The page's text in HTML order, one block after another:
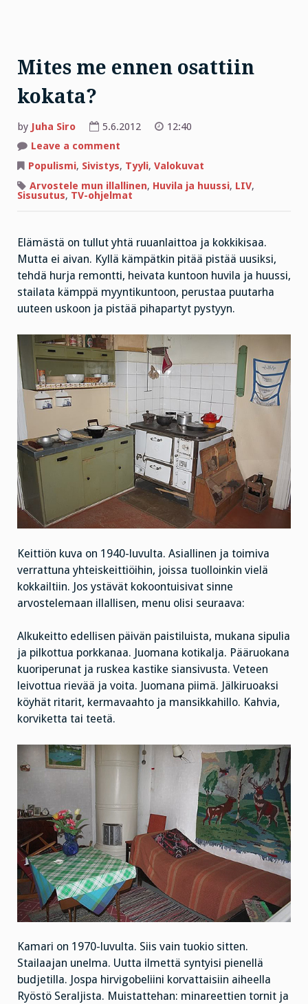
Mites me ennen osattiin
kokata?
by Juha Siro 5.6.2012
12:40
Leave a comment
me
ennen
osattiin
kokata?
Populismi, Sivistys, Tyyli, Valokuvat
Arvostele mun illallinen, Huvila ja huussi, LIV,
Sisusutus, TV-ohjelmat
Elämästä on tullut yhtä ruuanlaittoa ja kokkikisaa.
Mutta ei aivan. Kyllä kämpätkin pitää pistää uusiksi,
tehdä hurja remontti, heivata kuntoon huvila ja huussi,
stailata kämppä myyntikuntoon, perustaa puutarha
uuteen uskoon ja pistää pihapartyt pystyyn.
Keittiön kuva on 1940-luvulta. Asiallinen ja toimiva
verrattuna yhteiskeittiöihin, joissa tuolloinkin vielä
kokkailtiin. Jos ystävät kokoontuisivat sinne
arvostelemaan illallisen, menu olisi seuraava:
Alkukeitto edellisen päivän paistiluista, mukana sipulia
ja pilkottua porkkanaa. Juomana kotikalja. Pääruokana
kuoriperunat ja ruskea kastike siansivusta. Veteen
leivottua rievää ja voita. Juomana piimä. Jälkiruoaksi
köyhät ritarit, kermavaahto ja mansikkahillo. Kahvia,
korviketta tai teetä.
Kamari on 1970-luvulta. Siis vain tuokio sitten.
Stailaajan unelma. Uutta ilmettä syntyisi pienellä
budjetilla. Jospa hirvigobeliini korvattaisiin aiheella
Ryöstö Seraljista. Muistattehan: minareettien tornit ja